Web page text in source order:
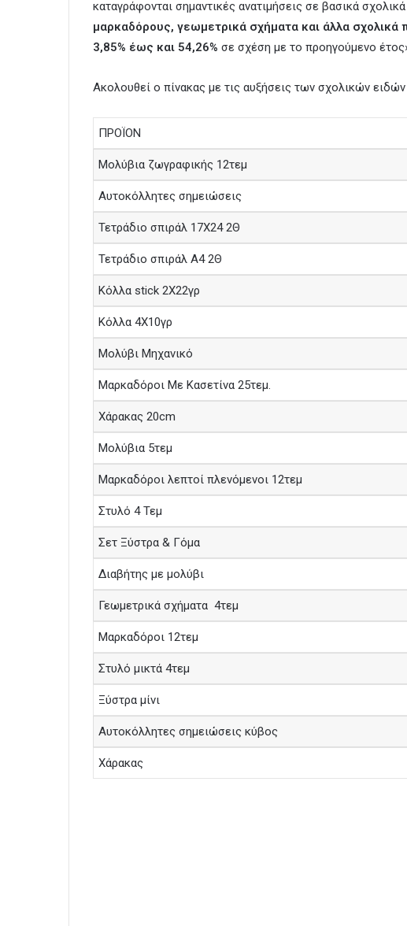
καταγράφονται σημαντικές ανατιμήσεις σε βασικά
μαρκαδόρους, γεωμετρικά σχήματα και άλλα σχολικά
3,85% έως και 54,26% σε σχέση με το προηγούμενο
Ακολουθεί ο πίνακας με τις αυξήσεις των σχολικών
ΠΡΟΪΟΝ
Μολύβια ζωγραφικής 12τεμ
Αυτοκόλλητες σημειώσεις
Τετράδιο σπιράλ 17X24 2Θ
Τετράδιο σπιράλ A4 2Θ
Κόλλα stick 2X22γρ
Κόλλα 4X10γρ
Μολύβι Μηχανικό
Μαρκαδόροι Με Κασετίνα 25τεμ.
Χάρακας 20cm
Μολύβια 5τεμ
Μαρκαδόροι λεπτοί πλενόμενοι 12τεμ
Στυλό 4 Τεμ
Σετ Ξύστρα & Γόμα
Διαβήτης με μολύβι
Γεωμετρικά σχήματα 4τεμ
Μαρκαδόροι 12τεμ
Στυλό μικτά 4τεμ
Ξύστρα μίνι
Αυτοκόλλητες σημειώσεις κύβος
Χάρακας